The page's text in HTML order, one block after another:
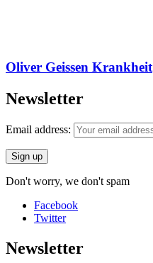
Oliver Geissen Krankheit
Newsletter
Email address:
Don't worry, we don't spam
Facebook
Twitter
Newsletter